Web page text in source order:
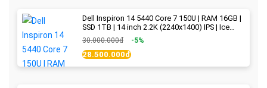
Dell Inspiron 14 5440 Core 7 150U | RAM 16GB |
SSD 1TB | 14 inch 2.2K (2240x1400) IPS | Ice
Blue - New Fullbox
30.000.000đ -5%
28.500.000đ